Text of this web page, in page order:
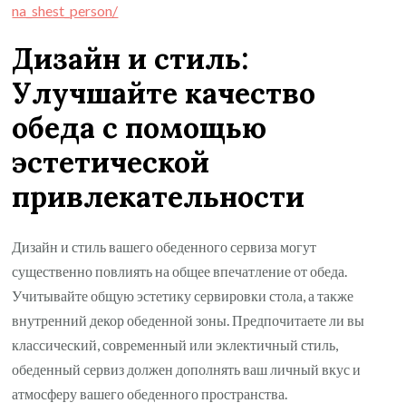
na_shest_person/
Дизайн и стиль:
Улучшайте качество
обеда с помощью
эстетической
привлекательности
Дизайн и стиль вашего обеденного сервиза могут
существенно повлиять на общее впечатление от обеда.
Учитывайте общую эстетику сервировки стола, а также
внутренний декор обеденной зоны. Предпочитаете ли вы
классический, современный или эклектичный стиль,
обеденный сервиз должен дополнять ваш личный вкус и
атмосферу вашего обеденного пространства.